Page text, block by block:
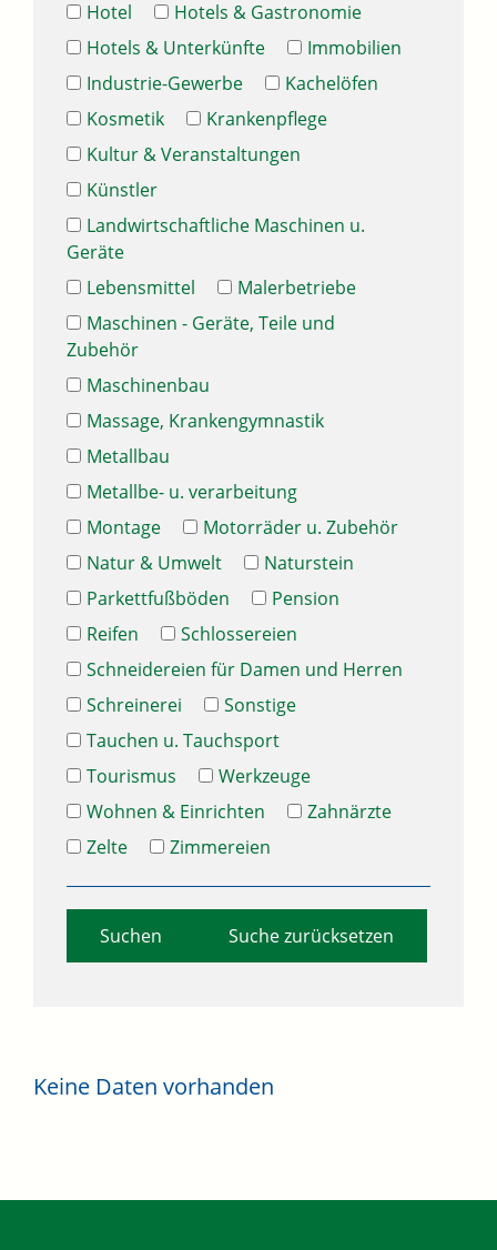
Hotel
Hotels & Gastronomie
Hotels & Unterkünfte
Immobilien
Industrie-Gewerbe
Kachelöfen
Kosmetik
Krankenpflege
Kultur & Veranstaltungen
Künstler
Landwirtschaftliche Maschinen u.
Geräte
Lebensmittel
Malerbetriebe
Maschinen - Geräte, Teile und
Zubehör
Maschinenbau
Massage, Krankengymnastik
Metallbau
Metallbe- u. verarbeitung
Montage
Motorräder u. Zubehör
Natur & Umwelt
Naturstein
Parkettfußböden
Pension
Reifen
Schlossereien
Schneidereien für Damen und Herren
Schreinerei
Sonstige
Tauchen u. Tauchsport
Tourismus
Werkzeuge
Wohnen & Einrichten
Zahnärzte
Zelte
Zimmereien
Suche zurücksetzen
Keine Daten vorhanden